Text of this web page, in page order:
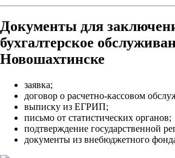
Документы для
бухгалтерское
Новошахтинске
заявка;
договор о расчетно-кассовом
выписку из ЕГРИП;
письмо от статистических органов;
подтверждение государственной
документы из внебюджетного